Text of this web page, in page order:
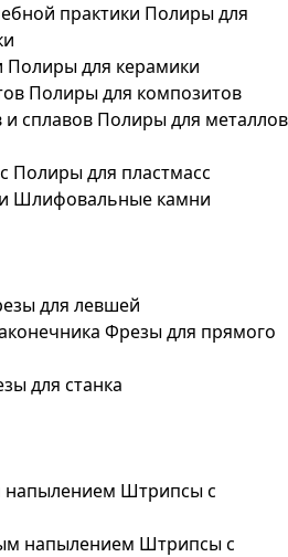
Полиры для
Полиры для керамики
Полиры для композитов
Полиры для металлов
Полиры для пластмасс
Шлифовальные камни
для левшей
Фрезы для прямого
для станка
Штрипсы c
Штрипсы c